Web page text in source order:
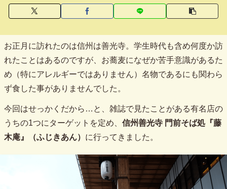
お正月に訪れたのは信州は善光寺。学生時代も含め何度か訪
れたことはあるのですが、お蕎麦になぜか苦手意識があるた
め（特にアレルギーではありません）名物であるにも関わら
ず食した事がありませんでした。
今回はせっかくだから…と、雑誌で見たことがある有名店の
うちの1つにターゲットを定め、 信州善光寺 門前そば処『藤
木庵』（ふじきあん） に行ってきました。